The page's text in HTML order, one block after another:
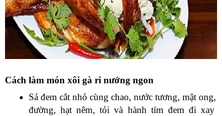
Cách làm món xôi gà ri nướng ngon
Sả đem cắt nhỏ cùng chao, nước tương, mật ong,
đường, hạt nêm, tỏi và hành tím đem đi xay